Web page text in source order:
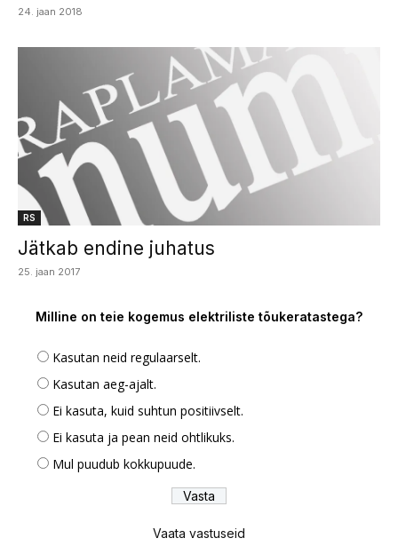
24. jaan 2018
RS
Jätkab endine juhatus
25. jaan 2017
Milline on teie kogemus elektriliste tõukeratastega?
Kasutan neid regulaarselt.
Kasutan aeg-ajalt.
Ei kasuta, kuid suhtun positiivselt.
Ei kasuta ja pean neid ohtlikuks.
Mul puudub kokkupuude.
Vaata vastuseid